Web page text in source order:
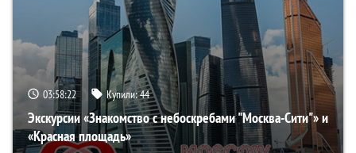
03:58:21 Купили:44
Экскурсии «Знакомство с небоскребами "Москва-Сити"» и
«Красная площадь»